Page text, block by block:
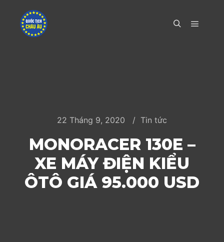
22 Tháng 9, 2020 Tin tức
MONORACER 130E –
XE MÁY ĐIỆN KIỂU
ÔTÔ GIÁ 95.000 USD